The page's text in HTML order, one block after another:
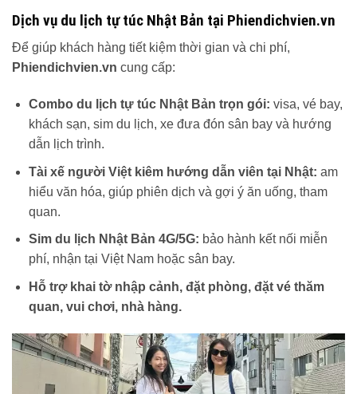
Dịch vụ du lịch tự túc Nhật Bản tại Phiendichvien.vn
Để giúp khách hàng tiết kiệm thời gian và chi phí,
Phiendichvien.vn cung cấp:
Combo du lịch tự túc Nhật Bản trọn gói: visa, vé bay,
khách sạn, sim du lịch, xe đưa đón sân bay và hướng
dẫn lịch trình.
Tài xế người Việt kiêm hướng dẫn viên tại Nhật: am
hiểu văn hóa, giúp phiên dịch và gợi ý ăn uống, tham
quan.
Sim du lịch Nhật Bản 4G/5G: bảo hành kết nối miễn
phí, nhận tại Việt Nam hoặc sân bay.
Hỗ trợ khai tờ nhập cảnh, đặt phòng, đặt vé thăm
quan, vui chơi, nhà hàng.